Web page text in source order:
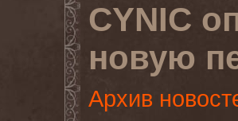
CYNIC
новую
Архив